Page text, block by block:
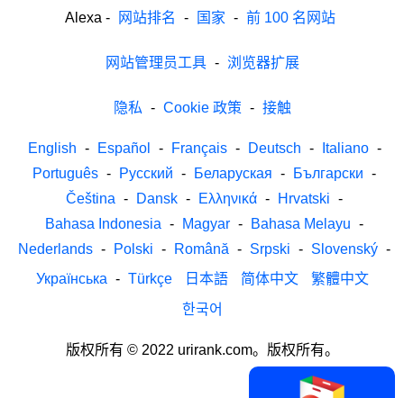
Alexa - 网站排名 - 国家 - 前 100 名网站
网站管理员工具 - 浏览器扩展
隐私 - Cookie 政策 - 接触
English - Español - Français - Deutsch - Italiano -
Português - Русский - Беларуская - Български -
Čeština - Dansk - Ελληνικά - Hrvatski -
Bahasa Indonesia - Magyar - Bahasa Melayu -
Nederlands - Polski - Română - Srpski - Slovenský -
Українська - Türkçe 日本語 简体中文
繁體中文
한국어
版权所有 © 2022 urirank.com。版权所有。